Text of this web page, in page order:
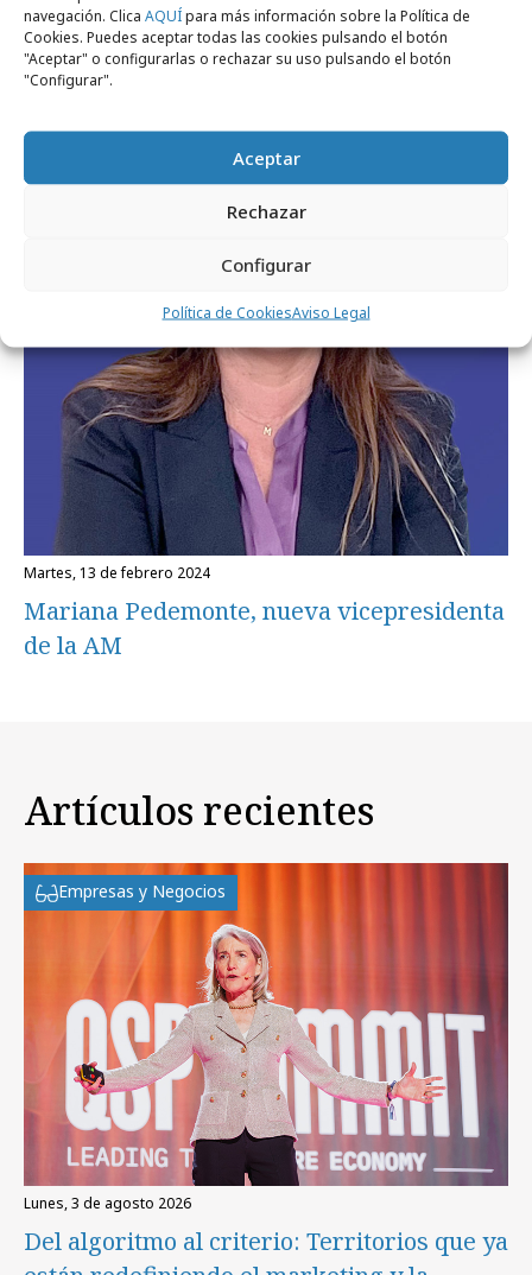
navegación. Clica AQUÍpara más información sobre la Política de
Cookies. Puedes aceptar todas las cookies pulsando el botón
"Aceptar" o configurarlas o rechazar su uso pulsando el botón
"Configurar".
Aceptar
Rechazar
Configurar
Política de CookiesAviso Legal
Nueva presidenta de la Asociación de
Agencias de Medios
Profesionales
martes, 13 de febrero 2024
Mariana Pedemonte, nueva vicepresidenta
de la AM
Artículos recientes
Empresas y Negocios
lunes, 3 de agosto 2026
Del algoritmo al criterio: Territorios que ya